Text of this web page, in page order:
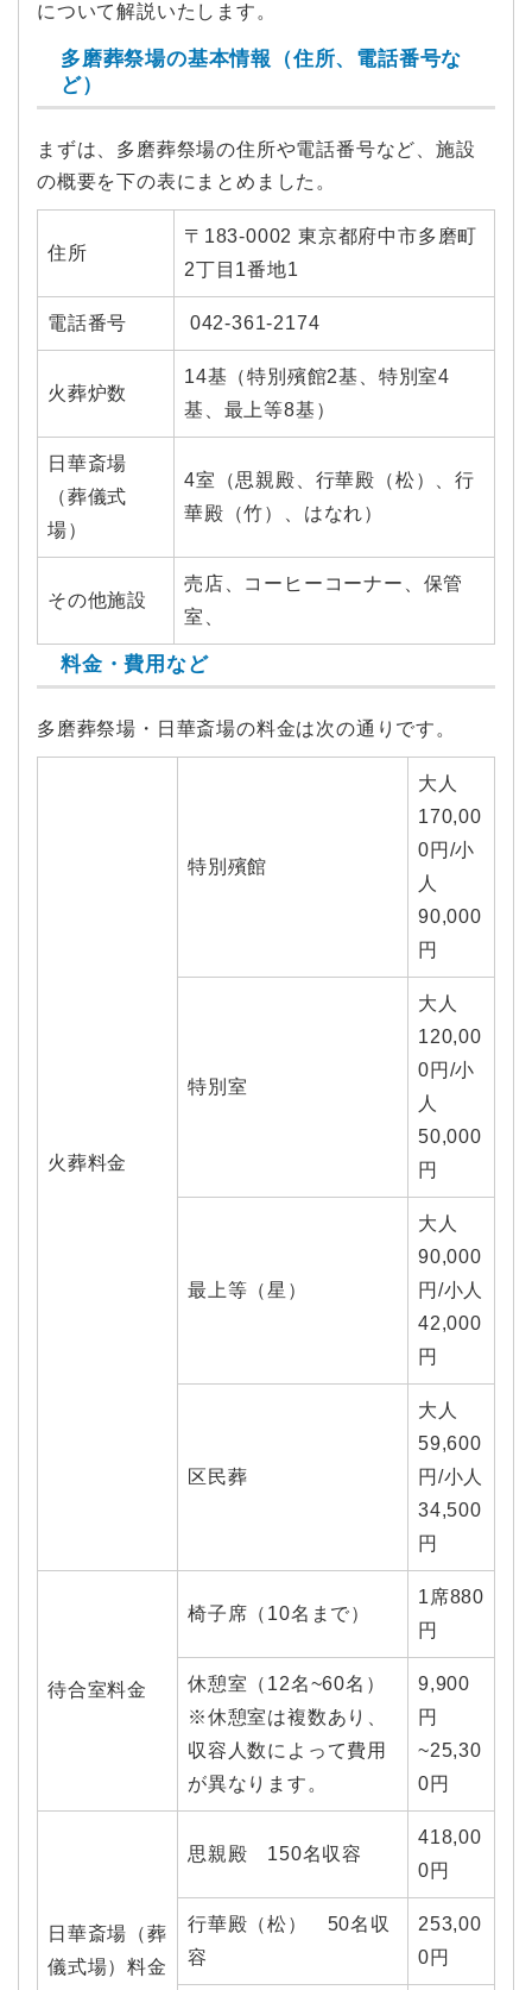
について解説いたします。
多磨葬祭場の基本情報（住所、電話番号な
ど）
まずは、多磨葬祭場の住所や電話番号など、施設
の概要を下の表にまとめました。
住所
〒183-0002 東京都府中市多磨町
2丁目1番地1
電話番号 042-361-2174
火葬炉数
14基（特別殯館2基、特別室4
基、最上等8基）
日華斎場
（葬儀式
場）
4室（思親殿、行華殿（松）、行
華殿（竹）、はなれ）
その他施設
売店、コーヒーコーナー、保管
室、
料金・費用など
多磨葬祭場・日華斎場の料金は次の通りです。
火葬料金
特別殯館
大人
170,00
0円/小
人
90,000
円
特別室
大人
120,00
0円/小
人
50,000
円
最上等（星）
大人
90,000
円/小人
42,000
円
区民葬
大人
59,600
円/小人
34,500
円
待合室料金
椅子席（10名まで）
1席880
円
休憩室（12名~60名）
※休憩室は複数あり、
収容人数によって費用
が異なります。
9,900
円
~25,30
0円
日華斎場（葬
儀式場）料金
思親殿 150名収容
418,00
0円
行華殿（松） 50名収
容
253,00
0円